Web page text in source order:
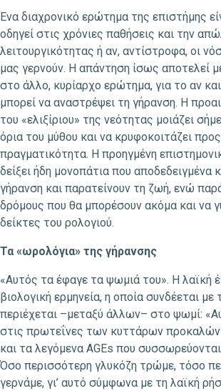
Ένα διαχρονικό ερώτημα της επιστήμης
οδηγεί στις χρόνιες παθήσεις και την
λειτουργικότητας ή αν, αντίστροφα, οι
μας γερνούν. Η απάντηση ίσως αποτελεί
στο άλλο, κυρίαρχο ερώτημα, για το αν
μπορεί να αναστρέψει τη γήρανση. Η
του «ελιξίριου» της νεότητας μοιάζει
όρια του μύθου και να κρυφοκοιτάζει
πραγματικότητα. Η προηγμένη
δείξει ήδη μονοπάτια που αποδεδειγμένα
γήρανση και παρατείνουν τη ζωή, ενώ
δρόμους που θα μπορέσουν ακόμα και να
δείκτες του ρολογιού.
Τα «ωρολόγια» της γήρανσης
«Αυτός τα έφαγε τα ψωμιά του». Η λαϊκή
βιολογική ερμηνεία, η οποία συνδέεται με
περιέχεται –μεταξύ άλλων– στο ψωμί:
στις πρωτεΐνες των κυττάρων
και τα λεγόμενα AGEs που
Όσο περισσότερη γλυκόζη τρώμε, τόσο
γερνάμε, γι’ αυτό σύμφωνα με τη λαϊκή